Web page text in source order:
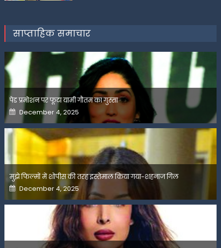
साप्ताहिक समाचार
पेड प्रमोशन पर फूटा यामी गौतम का गुस्सा
Posted
on
December 4, 2025
मुझे फिल्मों में शोपीस की तरह इस्तेमाल किया गया-शहनाज गिल
Posted
on
December 4, 2025